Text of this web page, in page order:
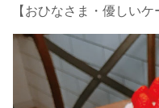
【おひなさま・優しいケ